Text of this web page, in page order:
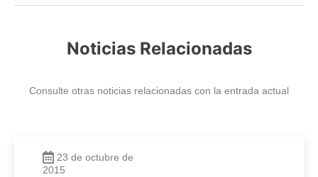
Noticias Relacionadas
Consulte otras noticias relacionadas con la entrada actual
23 de octubre de
2015